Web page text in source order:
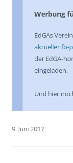
Werbung
EdGAs
aktueller fb-
der EdGA-
eingeladen.
Und hier
9. Juni 2017